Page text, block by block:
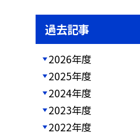
過去記事
2026年度
2025年度
2024年度
2023年度
2022年度